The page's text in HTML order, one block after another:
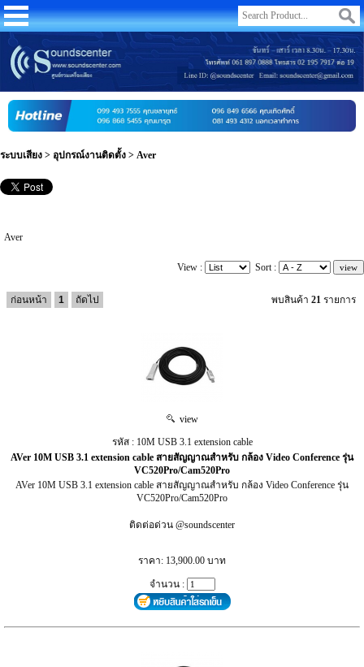
ระบบเสียง > อุปกรณ์งานติดตั้ง > Aver
Aver
View : Sort :
ก่อนหน้า 1 ถัดไป พบสินค้า 21 รายการ
view
รหัส : 10M USB 3.1 extension cable
AVer 10M USB 3.1 extension cable สายสัญญาณสำหรับ กล้อง Video Conference รุ่น
VC520Pro/Cam520Pro
AVer 10M USB 3.1 extension cable สายสัญญาณสำหรับ กล้อง Video Conference รุ่น
VC520Pro/Cam520Pro
ติดต่อด่วน @soundscenter
ราคา: 13,900.00 บาท
จำนวน :